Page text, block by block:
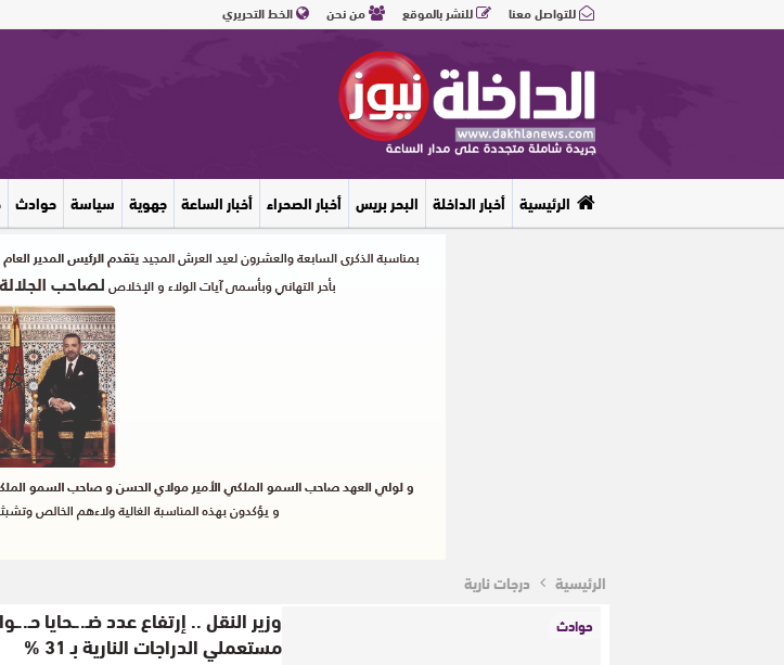
للتواصل معنا للنشر بالموقع من نحن الخط التحريري
الرئيسية أخبار الداخلة البحر بريس أخبار الصحراء أخبار الساعة جهوية سياسة حوادث
الرئيسية درجات نارية
حوادث وزير النقل .. إرتفاع عدد ضـ..ـحايا
مستعملي الدراجات النارية بـ 31 %